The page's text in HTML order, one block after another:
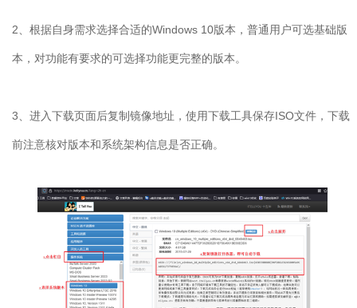
2 、根据自身需求选择合适的Windows 10版本，普通用户可选基础版
本，对功能有要求的可选择功能更完整的版本。
3 、进入下载页面后复制镜像地址，使用下载工具保存ISO文件，下载
前注意核对版本和系统架构信息是否正确。